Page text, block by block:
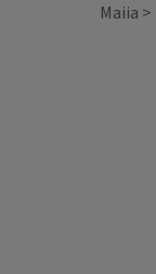
Maiia >